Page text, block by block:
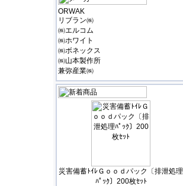
ORWAK
リブラン㈱
㈱エルコム
㈱ホワイト
㈱ボネックス
㈱山本製作所
兼弥産業㈱
災害備蓄ﾄｲﾚＧｏｏｄパック〔排泄処理
ﾊﾟｯｸ〕200枚ｾｯﾄ